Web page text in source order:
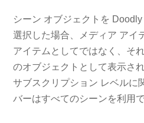
シーン オブジェクトを
選択した場合、メディア アイ
アイテムとしてではなく、そ
のオブジェクトとして表示さ
サブスクリプション レベルに
バーはすべてのシーンを利用で